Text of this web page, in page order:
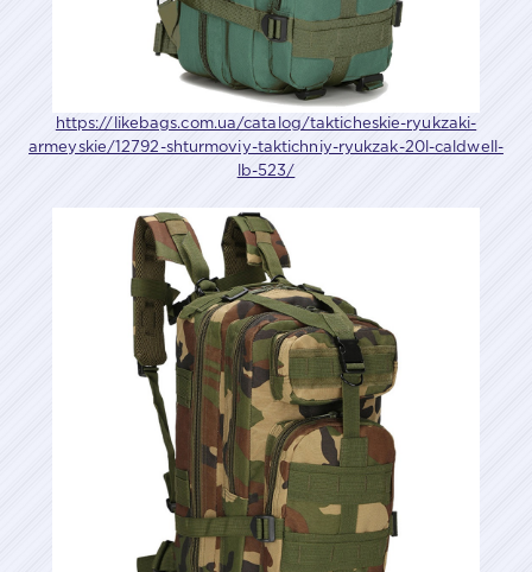
https://likebags.com.ua/catalog/takticheskie-ryukzaki-
armeyskie/12792-shturmoviy-taktichniy-ryukzak-20l-caldwell-
lb-523/